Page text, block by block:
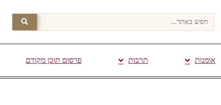
אומנות תרבות פרסום תוכן מקודם